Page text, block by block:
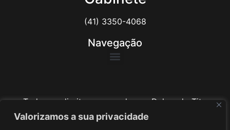
Valorizamos a sua privacidade
(41) 3350-4068
Navegação
Todos os direitos reservados ao Delegado Tito
Barichello